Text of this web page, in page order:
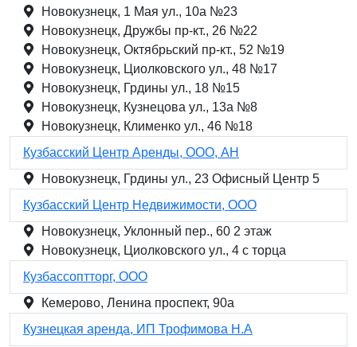
Новокузнецк, 1 Мая ул., 10а №23
Новокузнецк, Дружбы пр-кт., 26 №22
Новокузнецк, Октябрьский пр-кт., 52 №19
Новокузнецк, Циолковского ул., 48 №17
Новокузнецк, Грдины ул., 18 №15
Новокузнецк, Кузнецова ул., 13а №8
Новокузнецк, Клименко ул., 46 №18
Кузбасский Центр Аренды, ООО, АН
Новокузнецк, Грдины ул., 23 Офисный Центр 5
Кузбасский Центр Недвижимости, ООО
Новокузнецк, Уклонный пер., 60 2 этаж
Новокузнецк, Циолковского ул., 4 с торца
Кузбассоптторг, ООО
Кемерово, Ленина проспект, 90а
Кузнецкая аренда, ИП Трофимова Н.А